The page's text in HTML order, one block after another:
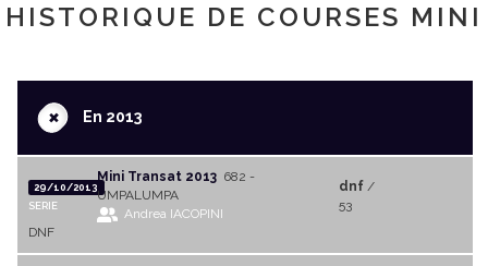
HISTORIQUE DE COURSES MINI
+En 2013
29/10/2013
SERIE
Mini Transat 2013 682 -
UMPALUMPA
Andrea IACOPINI
dnf/
53
DNF